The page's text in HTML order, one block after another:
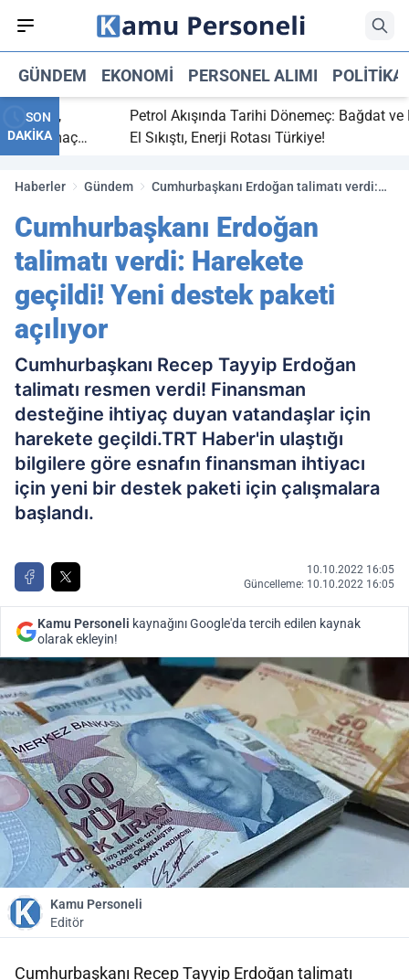
GÜNDEM EKONOMI PERSONEL ALIMI POLITIKA
SON
DAKİKA
bitti,
maç
Petrol Akışında Tarihi Dönemeç: Bağdat ve Erbil
El Sıkıştı, Enerji Rotası Türkiye!
Haberler Gündem
Cumhurbaşkanı Erdoğan talimatı verdi:
açılıyor
Cumhurbaşkanı Erdoğan
talimatı verdi: Harekete
geçildi! Yeni destek paketi
açılıyor
Cumhurbaşkanı Recep Tayyip Erdoğan
talimatı resmen verdi! Finansman
desteğine ihtiyaç duyan vatandaşlar için
harekete geçildi.TRT Haber'in ulaştığı
bilgilere göre esnafın finansman ihtiyacı
için yeni bir destek paketi için çalışmalara
başlandı.
10.10.2022 16:05
Güncelleme: 10.10.2022 16:05
Kamu Personeli kaynağını Google'da tercih edilen kaynak
olarak ekleyin!
Kamu Personeli
Editör
Cumhurbaşkanı Recep Tayyip Erdoğan talimatı